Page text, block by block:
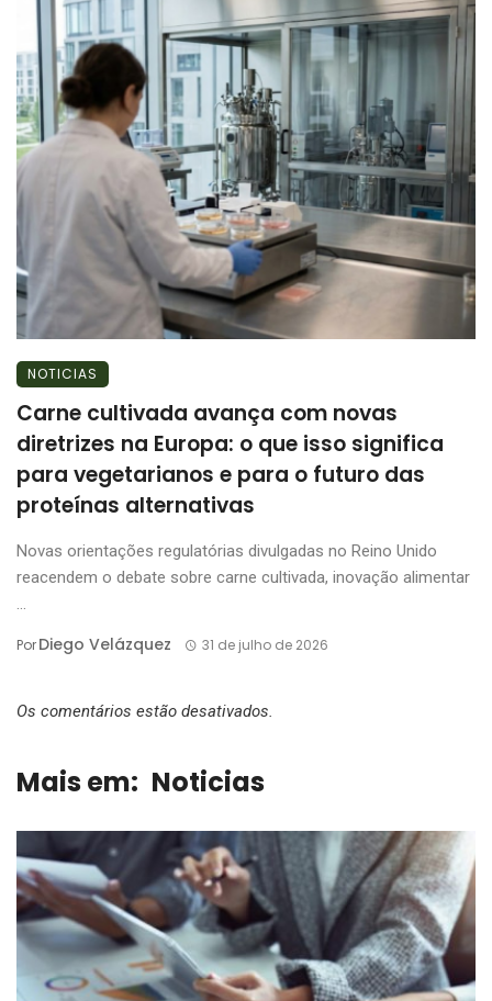
NOTICIAS
Carne cultivada avança com novas
diretrizes na Europa: o que isso significa
para vegetarianos e para o futuro das
proteínas alternativas
Novas orientações regulatórias divulgadas no Reino Unido
reacendem o debate sobre carne cultivada, inovação alimentar
...
PorDiego Velázquez 31 de julho de 2026
Os comentários estão desativados.
Mais em: Noticias